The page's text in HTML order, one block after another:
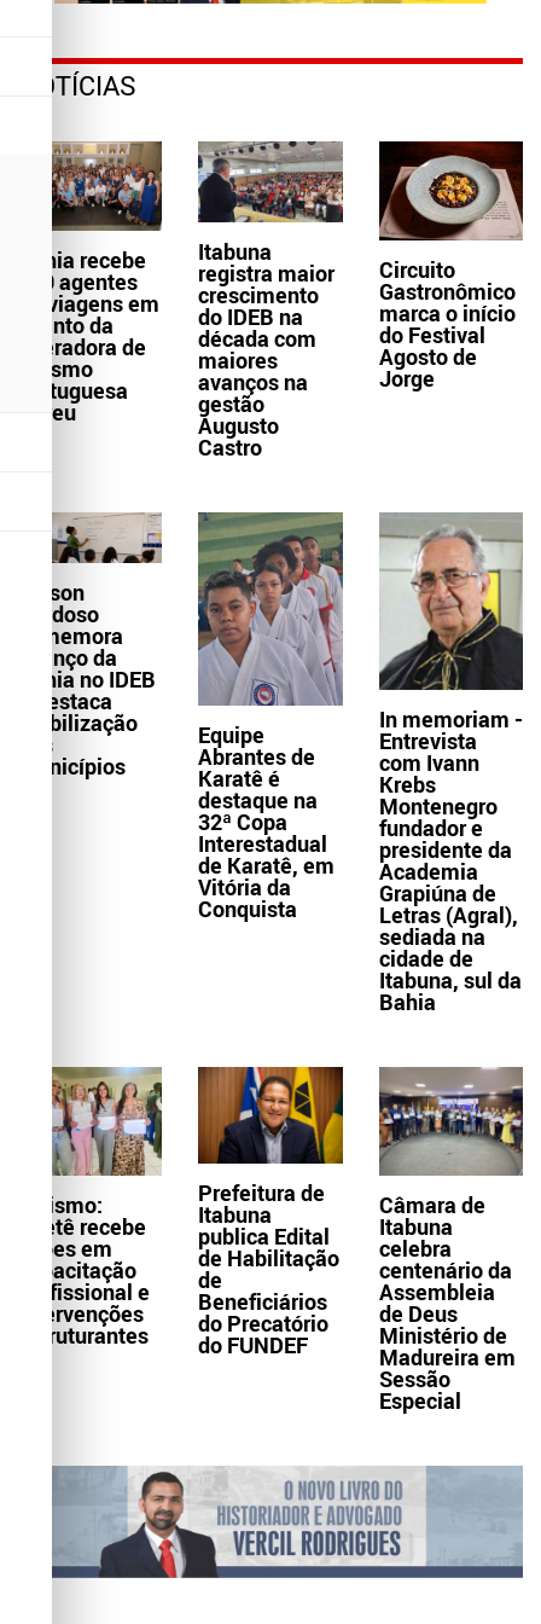
NOTÍCIAS
Bahia recebe
300 agentes
de viagens em
evento da
operadora de
turismo
portuguesa
Abreu
Itabuna
registra maior
crescimento
do IDEB na
década com
maiores
avanços na
gestão
Augusto
Castro
Circuito
Gastronômico
marca o início
do Festival
Agosto de
Jorge
Wilson
Cardoso
comemora
avanço da
Bahia no IDEB
e destaca
mobilização
dos
municípios
Equipe
Abrantes de
Karatê é
destaque na
32ª Copa
Interestadual
de Karatê, em
Vitória da
Conquista
In memoriam -
Entrevista
com Ivann
Krebs
Montenegro
fundador e
presidente da
Academia
Grapiúna de
Letras (Agral),
sediada na
cidade de
Itabuna, sul da
Bahia
Turismo:
Itaetê recebe
ações em
capacitação
profissional e
intervenções
estruturantes
Prefeitura de
Itabuna
publica Edital
de Habilitação
de
Beneficiários
do Precatório
do FUNDEF
Câmara de
Itabuna
celebra
centenário da
Assembleia
de Deus
Ministério de
Madureira em
Sessão
Especial